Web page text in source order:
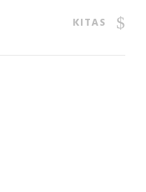
KITAS